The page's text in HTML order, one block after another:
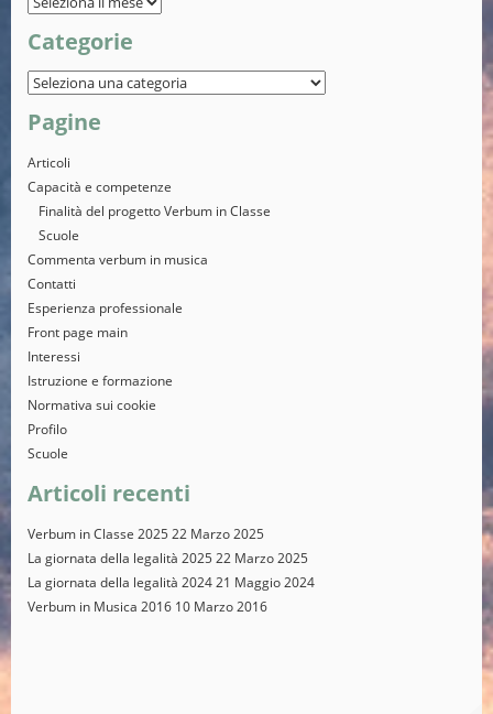
Categorie
Pagine
Articoli
Capacità e competenze
Finalità del progetto Verbum in Classe
Scuole
Commenta verbum in musica
Contatti
Esperienza professionale
Front page main
Interessi
Istruzione e formazione
Normativa sui cookie
Profilo
Scuole
Articoli recenti
Verbum in Classe 202522 Marzo 2025
La giornata della legalità 202522 Marzo 2025
La giornata della legalità 202421 Maggio 2024
Verbum in Musica 2016 10 Marzo 2016